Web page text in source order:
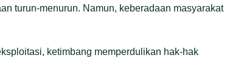
turun-menurun. Namun, keberadaan masyarakat
ketimbang memperdulikan hak-hak